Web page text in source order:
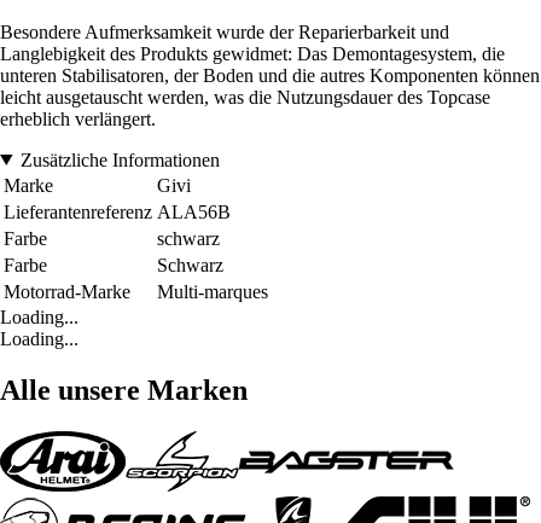
Besondere Aufmerksamkeit wurde der Reparierbarkeit und
Langlebigkeit des Produkts gewidmet: Das Demontagesystem, die
unteren Stabilisatoren, der Boden und die autres Komponenten können
leicht ausgetauscht werden, was die Nutzungsdauer des Topcase
erheblich verlängert.
Zusätzliche Informationen
Marke
Givi
Lieferantenreferenz ALA56B
Farbe
schwarz
Farbe
Schwarz
Motorrad-Marke
Multi-marques
Loading...
Loading...
Alle unsere Marken